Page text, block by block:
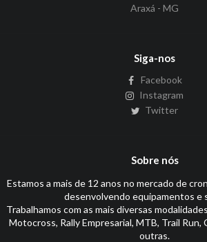
Araxá - MG
Siga-nos
Facebook
Instagram
Twitter
Sobre nós
Estamos a mais de 12 anos no mercado de
desenvolvendo equipamentos e
Trabalhamos com as mais diversas
Motocross, Rally Empresarial, MTB, Trail Run,
outras.